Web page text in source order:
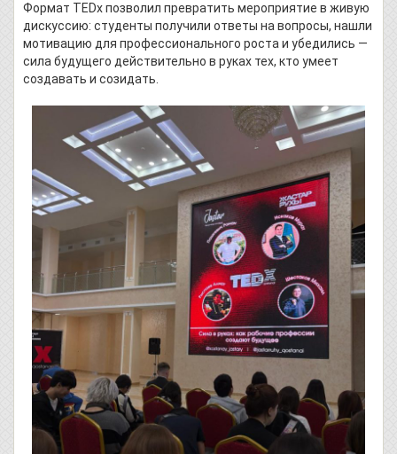
Формат TEDx позволил превратить мероприятие в живую
дискуссию: студенты получили ответы на вопросы, нашли
мотивацию для профессионального роста и убедились —
сила будущего действительно в руках тех, кто умеет
создавать и созидать.